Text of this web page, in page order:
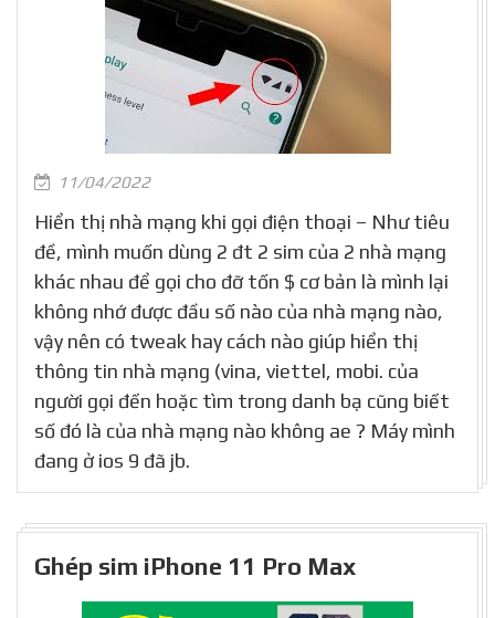
11/04/2022
Hiển thị nhà mạng khi gọi điện thoại – Như tiêu
đề, mình muốn dùng 2 đt 2 sim của 2 nhà mạng
khác nhau để gọi cho đỡ tốn $ cơ bản là mình lại
không nhớ được đầu số nào của nhà mạng nào,
vậy nên có tweak hay cách nào giúp hiển thị
thông tin nhà mạng (vina, viettel, mobi. của
người gọi đến hoặc tìm trong danh bạ cũng biết
số đó là của nhà mạng nào không ae ? Máy mình
đang ở ios 9 đã jb.
Ghép sim iPhone 11 Pro Max